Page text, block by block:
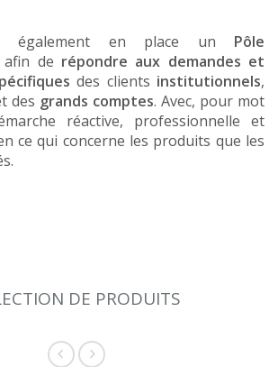
également en place un Pôle
afin de répondre aux demandes et
des clients institutionnels,
des grands comptes. Avec, pour mot
réactive, professionnelle et
ce qui concerne les produits que les
DE PRODUITS